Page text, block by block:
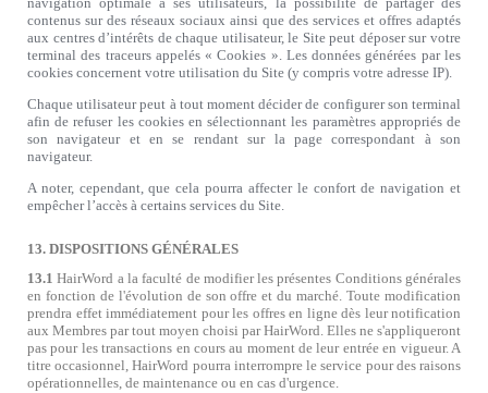
contenus sur des réseaux sociaux ainsi que des services et offres adaptés
aux centres d’intérêts de chaque utilisateur, le Site peut déposer sur votre
terminal des traceurs appelés « Cookies ». Les données générées par les
cookies concernent votre utilisation du Site (y compris votre adresse IP).
Chaque utilisateur peut à tout moment décider de configurer son terminal
afin de refuser les cookies en sélectionnant les paramètres appropriés de
son navigateur et en se rendant sur la page correspondant à son
navigateur.
A noter, cependant, que cela pourra affecter le confort de navigation et
empêcher l’accès à certains services du Site.
13. DISPOSITIONS GÉNÉRALES
13.1 HairWord a la faculté de modifier les présentes Conditions générales
en fonction de l'évolution de son offre et du marché. Toute modification
prendra effet immédiatement pour les offres en ligne dès leur notification
aux Membres par tout moyen choisi par HairWord. Elles ne s'appliqueront
pas pour les transactions en cours au moment de leur entrée en vigueur. A
titre occasionnel, HairWord pourra interrompre le service pour des raisons
opérationnelles, de maintenance ou en cas d'urgence.